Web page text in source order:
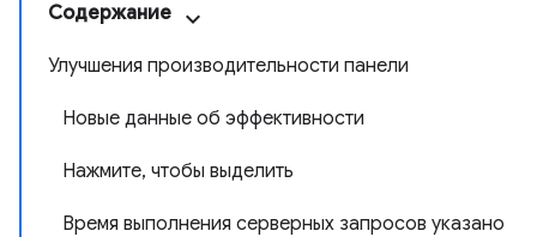
Содержание
Улучшения производительности панели
Новые данные об эффективности
Нажмите, чтобы выделить
Время выполнения серверных запросов указано